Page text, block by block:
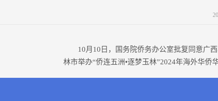
10月10日，国务院侨务办公室批复同意广西
林市举办“侨连五洲•逐梦玉林”2024年海外华侨